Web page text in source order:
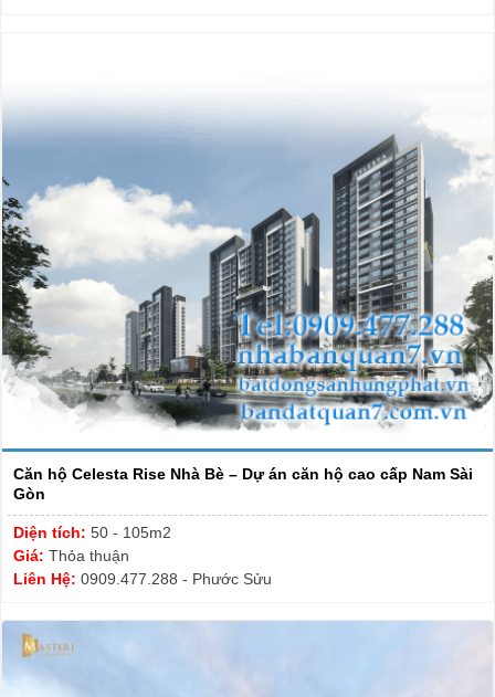
Căn hộ Celesta Rise Nhà Bè – Dự án căn hộ cao cấp Nam Sài
Gòn
Diện tích: 50 - 105m2
Giá: Thỏa thuận
Liên Hệ: 0909.477.288 - Phước Sửu